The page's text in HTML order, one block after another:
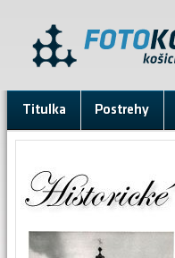
Titulka Postrehy